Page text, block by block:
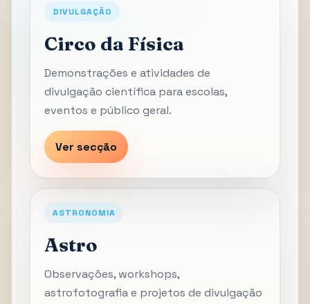
DIVULGAÇÃO
Circo da Física
Demonstrações e atividades de
divulgação científica para escolas,
eventos e público geral.
Ver secção
ASTRONOMIA
Astro
Observações, workshops,
astrofotografia e projetos de divulgação